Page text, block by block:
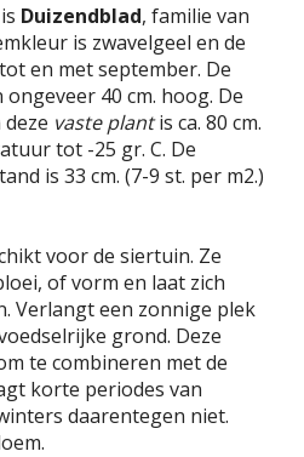
Duizendblad, familie van
is zwavelgeel en de
en met september. De
40 cm. hoog. De
vaste plantis ca. 80 cm.
tot -25 gr. C. De
is 33 cm. (7-9 st. per m2.)
voor de siertuin. Ze
of vorm en laat zich
Verlangt een zonnige plek
grond. Deze
te combineren met de
korte periodes van
daarentegen niet.